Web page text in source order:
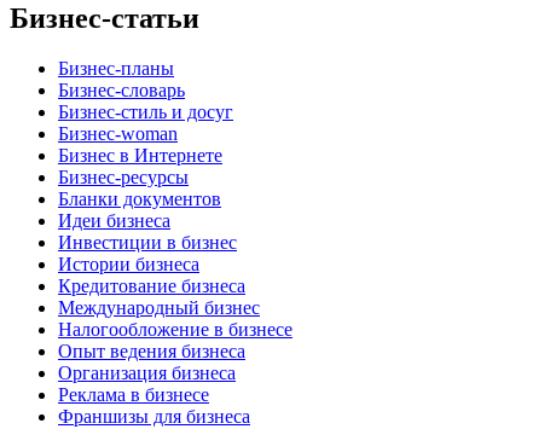
Бизнес-статьи
Бизнес-планы
Бизнес-словарь
Бизнес-стиль и досуг
Бизнес-woman
Бизнес в Интернете
Бизнес-ресурсы
Бланки документов
Идеи бизнеса
Инвестиции в бизнес
Истории бизнеса
Кредитование бизнеса
Международный бизнес
Налогообложение в бизнесе
Опыт ведения бизнеса
Организация бизнеса
Реклама в бизнесе
Франшизы для бизнеса